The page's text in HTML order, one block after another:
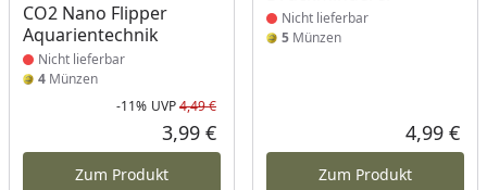
CO2 Nano Flipper
Aquarientechnik
Nicht lieferbar
4 Münzen
Rabatt in Prozent
-11%
Ursprünglicher Preis
UVP4,49 €
Aktueller Preis
3,99 €
Zum Produkt
Nicht lieferbar
5Münzen
4,99 €
Zum Produkt